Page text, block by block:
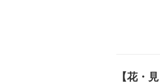
【花・